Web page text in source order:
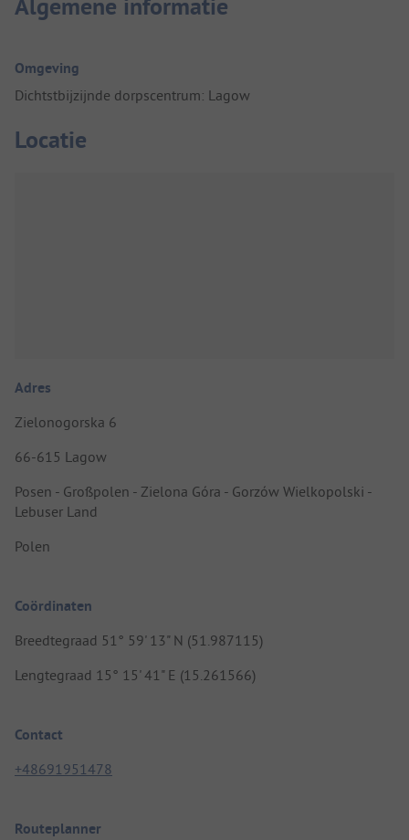
Algemene informatie
Omgeving
Dichtstbijzijnde dorpscentrum: Lagow
Locatie
Adres
Zielonogorska 6
66-615 Lagow
Posen - Großpolen - Zielona Góra - Gorzów Wielkopolski -
Lebuser Land
Polen
Coördinaten
Breedtegraad 51° 59' 13" N (51.987115)
Lengtegraad 15° 15' 41" E (15.261566)
Contact
+48691951478
Routeplanner